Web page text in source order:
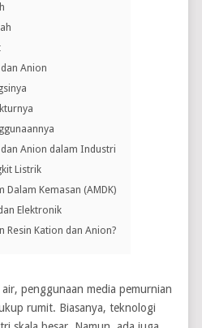
Anion
Anion dalam Industri
Listrik
Dalam Kemasan (AMDK)
Elektronik
Resin Kation dan Anion?
penggunaan media pemurnian
rumit. Biasanya, teknologi